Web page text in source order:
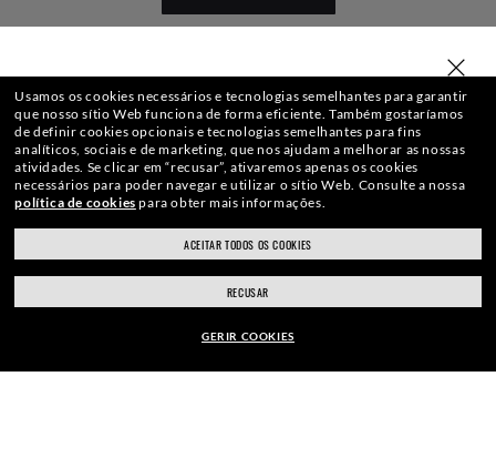
SELECIONE OU DIGITE SUA LOJA
ray-ban.com/brazil ray-ban.com/usa
Escolha uma loja diferente
WebID # 168 718 898
AVISO DE PRIVACIDADE
Usamos os cookies necessários e tecnologias semelhantes para garantir
que nosso sítio Web funciona de forma eficiente. Também gostaríamos
de definir cookies opcionais e tecnologias semelhantes para fins
analíticos, sociais e de marketing, que nos ajudam a melhorar as nossas
atividades. Se clicar em “recusar”, ativaremos apenas os cookies
necessários para poder navegar e utilizar o sítio Web. Consulte a nossa
política de cookies para obter mais informações.
ACEITAR TODOS OS COOKIES
RECUSAR
GERIR COOKIES